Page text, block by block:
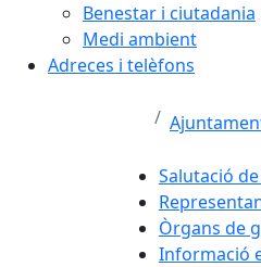
Benestar i ciutadania
Medi ambient
Adreces i telèfons
Salutació
Òrgans de
Informació